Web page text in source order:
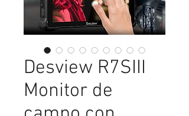
Desview R7SIII
Monitor de